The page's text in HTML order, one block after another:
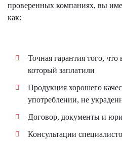
проверенных компаниях, вы
как:
Точная гарантия того, что
который заплатили
Продукция хорошего
употреблении, не
Договор, документы и
Консультации